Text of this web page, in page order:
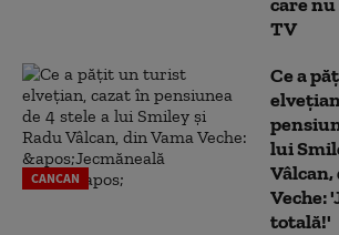
TV
CANCAN
Ce a
lui
Vâlcan,
Veche:
totală!'